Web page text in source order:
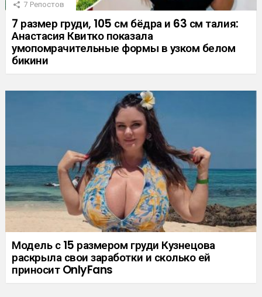
7 Репостов
7 размер груди, 105 см бёдра и 63 см талия:
Анастасия Квитко показала
умопомрачительные формы в узком белом
бикини
Модель с 15 размером груди Кузнецова
раскрыла свои заработки и сколько ей
приносит OnlyFans